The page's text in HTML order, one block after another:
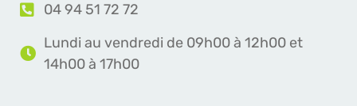
04 94 51 72 72
Lundi au vendredi de 09h00 à 12h00 et
14h00 à 17h00